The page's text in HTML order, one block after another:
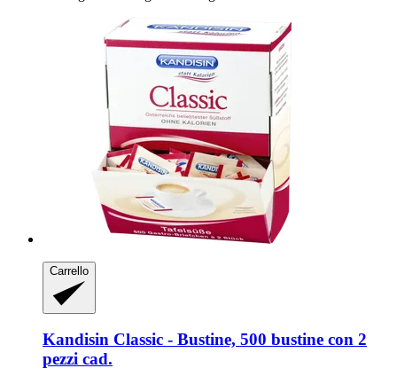
Carrello
Kandisin Classic -​ Bustine, 500 bustine con 2
pezzi cad.